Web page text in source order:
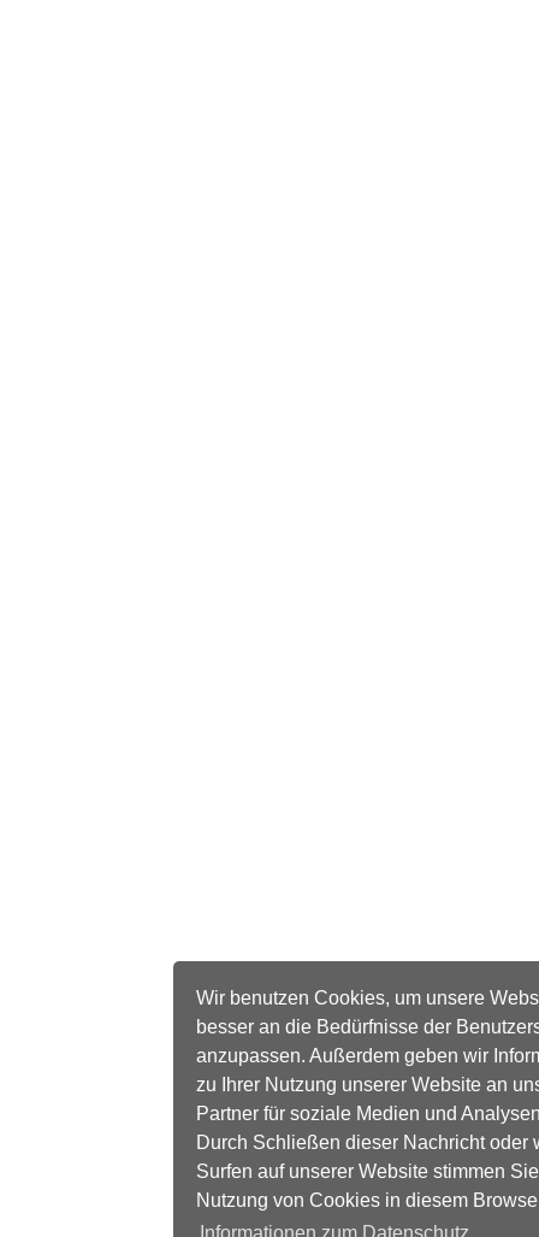
Wir benutzen Cookies, um unsere
besser an die Bedürfnisse der
anzupassen. Außerdem geben wir
zu Ihrer Nutzung unserer Website an
Partner für soziale Medien und
Durch Schließen dieser Nachricht oder
Surfen auf unserer Website stimmen
Nutzung von Cookies in diesem